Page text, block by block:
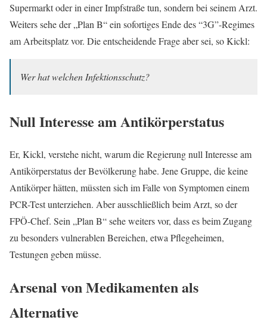
Supermarkt oder in einer Impfstraße tun, sondern bei seinem Arzt.
Weiters sehe der „Plan B“ ein sofortiges Ende des “3G”-Regimes
am Arbeitsplatz vor. Die entscheidende Frage aber sei, so Kickl:
Wer hat welchen Infektionsschutz?
Null Interesse am Antikörperstatus
Er, Kickl, verstehe nicht, warum die Regierung null Interesse am
Antikörperstatus der Bevölkerung habe. Jene Gruppe, die keine
Antikörper hätten, müssten sich im Falle von Symptomen einem
PCR-Test unterziehen. Aber ausschließlich beim Arzt, so der
FPÖ-Chef. Sein „Plan B“ sehe weiters vor, dass es beim Zugang
zu besonders vulnerablen Bereichen, etwa Pflegeheimen,
Testungen geben müsse.
Arsenal von Medikamenten als
Alternative